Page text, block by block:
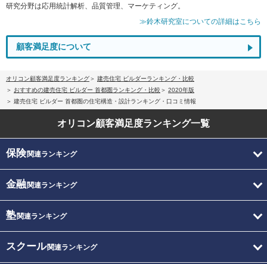
研究分野は応用統計解析、品質管理、マーケティング。
≫鈴木研究室についての詳細はこちら
顧客満足度について
オリコン顧客満足度ランキング
建売住宅 ビルダーランキング・比較
おすすめの建売住宅 ビルダー 首都圏ランキング・比較
2020年版
建売住宅 ビルダー 首都圏の住宅構造・設計ランキング・口コミ情報
オリコン顧客満足度ランキング一覧
保険関連ランキング
金融関連ランキング
塾関連ランキング
スクール関連ランキング